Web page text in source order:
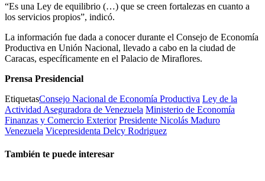
“Es una Ley de equilibrio (…) que se creen fortalezas en cuanto a
los servicios propios”, indicó.
La información fue dada a conocer durante el Consejo de Economía
Productiva en Unión Nacional, llevado a cabo en la ciudad de
Caracas, específicamente en el Palacio de Miraflores.
Prensa Presidencial
EtiquetasConsejo Nacional de Economía Productiva Ley de la
Actividad Aseguradora de Venezuela Ministerio de Economía
Finanzas y Comercio Exterior Presidente Nicolás Maduro
Venezuela Vicepresidenta Delcy Rodriguez
También te puede interesar